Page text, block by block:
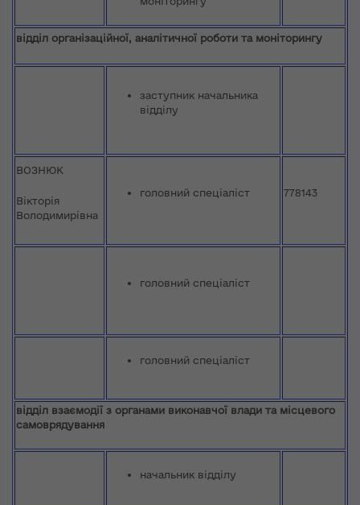
відділ організаційної, аналітичної роботи та моніторингу
заступник начальника
відділу
ВОЗНЮК
Вікторія
Володимирівна
головний спеціаліст 778143
головний спеціаліст
головний спеціаліст
відділ взаємодії з органами виконавчої влади та місцевого
самоврядування
начальник відділу